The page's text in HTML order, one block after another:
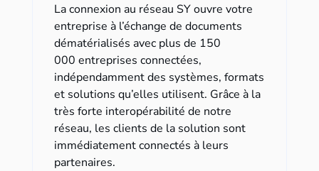
La connexion au réseau SY ouvre votre
entreprise à l’échange de documents
dématérialisés avec plus de 150
000 entreprises connectées,
indépendamment des systèmes, formats
et solutions qu’elles utilisent. Grâce à la
très forte interopérabilité de notre
réseau, les clients de la solution sont
immédiatement connectés à leurs
partenaires.